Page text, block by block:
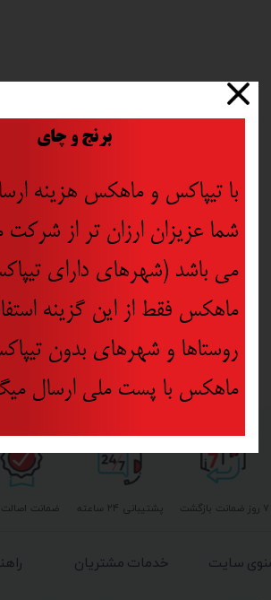
پشتیبانی ۲۴ ساعته ۷ روز ضمانت بازگشت ضمانت اصالت
خدمات مشتریان سایت
برنج و چای
با تیپاکس و ماهکس هزینه
شما عزیزان ارزان تر از
می باشد (شهرهای دارای
ماهکس فقط از این گزینه
روستاها و شهرهای بدون
ماهکس با پست ملی ارسال